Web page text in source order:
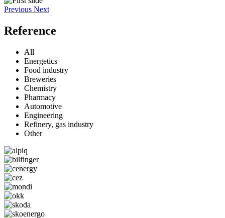
Previous Next
Reference
All
Energetics
Food industry
Breweries
Chemistry
Pharmacy
Automotive
Engineering
Refinery, gas industry
Other